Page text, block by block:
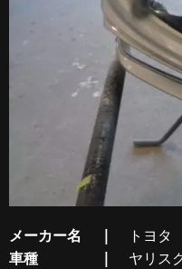
メーカー名
トヨタ
車種
ヤリス